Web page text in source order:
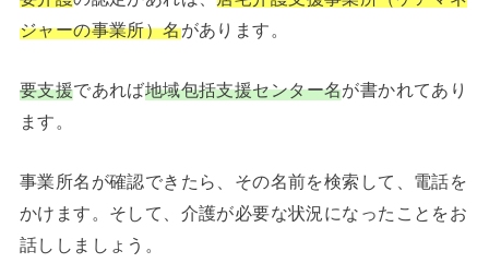
ジャーの事業所）名があります。
要支援であれば地域包括支援センター名が書かれてあり
ます。
事業所名が確認できたら、その名前を検索して、電話を
かけます。そして、介護が必要な状況になったことをお
話ししましょう。